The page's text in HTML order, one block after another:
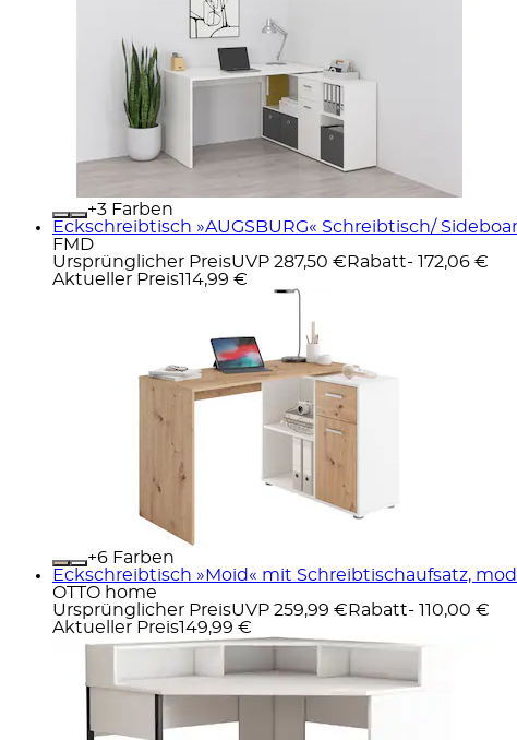
+
Farben
Eckschreibtisch »AUGSBURG« Schreibtisch/
FMD
Ursprünglicher PreisUVP 287,50 € Rabatt- 172,06 €
Aktueller Preis114,99 €
+
Farben
Eckschreibtisch »Moid« mit Schreibtischaufsatz,
OTTO home
Ursprünglicher PreisUVP 259,99 € Rabatt- 110,00 €
Aktueller Preis149,99 €